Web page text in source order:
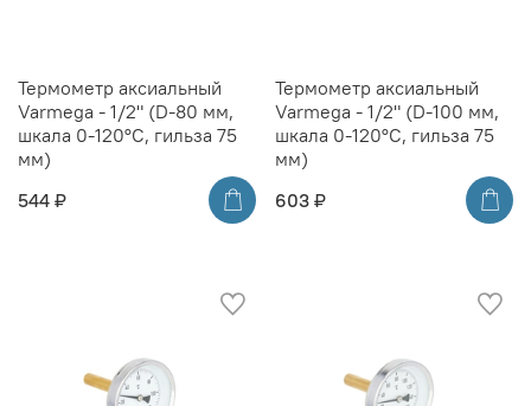
Термометр аксиальный
Varmega - 1/2" (D-80 мм,
шкала 0-120°C, гильза 75
мм)
544 ₽
Термометр аксиальный
Varmega - 1/2" (D-100 мм,
шкала 0-120°C, гильза 75
мм)
603 ₽